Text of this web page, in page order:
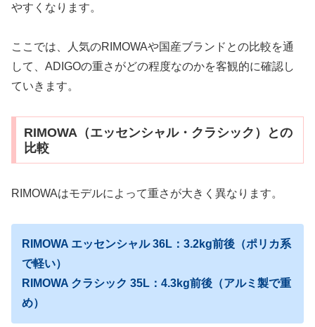
やすくなります。
ここでは、人気のRIMOWAや国産ブランドとの比較を通
して、ADIGOの重さがどの程度なのかを客観的に確認し
ていきます。
RIMOWA（エッセンシャル・クラシック）との
比較
RIMOWAはモデルによって重さが大きく異なります。
RIMOWA エッセンシャル 36L：3.2kg前後（ポリカ系
で軽い）
RIMOWA クラシック 35L：4.3kg前後（アルミ製で重
め）